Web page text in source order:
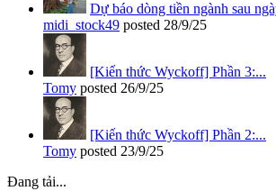
Dự báo dòng tiền ngành sau
midi_stock49 posted 28/9/25
[Kiến thức Wyckoff] Phần 3:...
Tomy posted 26/9/25
[Kiến thức Wyckoff] Phần 2:...
Tomy posted 23/9/25
Đang tải...